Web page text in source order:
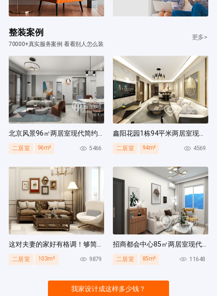
整装案例
70000+真实服务案例 看看别人怎么装
更多>
北京风景96㎡两居室现代简约风装修案例
二居室 96m² 5466
鑫阳花园1栋94平米两居室现代简约风装修案例
二居室 94m² 4569
这对夫妻的家好有格调！够简洁还复古，好打扫卫生太贴心~
二居室 103m² 9879
招商都会中心85㎡两居室现代简约风装修案例
二居室 85m² 11648
我家设计成这样多少钱？